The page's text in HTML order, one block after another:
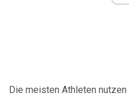
Die meisten Athleten nutzen